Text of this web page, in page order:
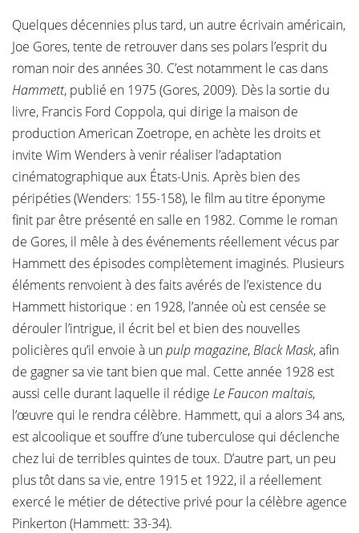
Quelques décennies plus tard, un autre écrivain américain,
Joe Gores, tente de retrouver dans ses polars l’esprit du
roman noir des années 30. C’est notamment le cas dans
Hammett, publié en 1975 (Gores, 2009). Dès la sortie du
livre, Francis Ford Coppola, qui dirige la maison de
production American Zoetrope, en achète les droits et
invite Wim Wenders à venir réaliser l’adaptation
cinématographique aux États-Unis. Après bien des
péripéties (Wenders: 155-158), le film au titre éponyme
finit par être présenté en salle en 1982. Comme le roman
de Gores, il mêle à des événements réellement vécus par
Hammett des épisodes complètement imaginés. Plusieurs
éléments renvoient à des faits avérés de l’existence du
Hammett historique : en 1928, l’année où est censée se
dérouler l’intrigue, il écrit bel et bien des nouvelles
policières qu’il envoie à unpulp magazine,Black Mask, afin
de gagner sa vie tant bien que mal. Cette année 1928 est
aussi celle durant laquelle il rédige Le Faucon maltais,
l’œuvre qui le rendra célèbre. Hammett, qui a alors 34 ans,
est alcoolique et souffre d’une tuberculose qui déclenche
chez lui de terribles quintes de toux. D’autre part, un peu
plus tôt dans sa vie, entre 1915 et 1922, il a réellement
exercé le métier de détective privé pour la célèbre agence
Pinkerton (Hammett: 33-34).